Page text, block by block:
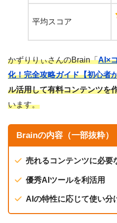
平均スコア
かずりりぃさんのBrain「AI×
化！完全攻略ガイド【初心者
ル活用して有料コンテンツを
います。
Brainの内容（一部抜粋）
売れるコンテンツに必要
優秀AIツールを利活用
AIの特性に応じて使い分